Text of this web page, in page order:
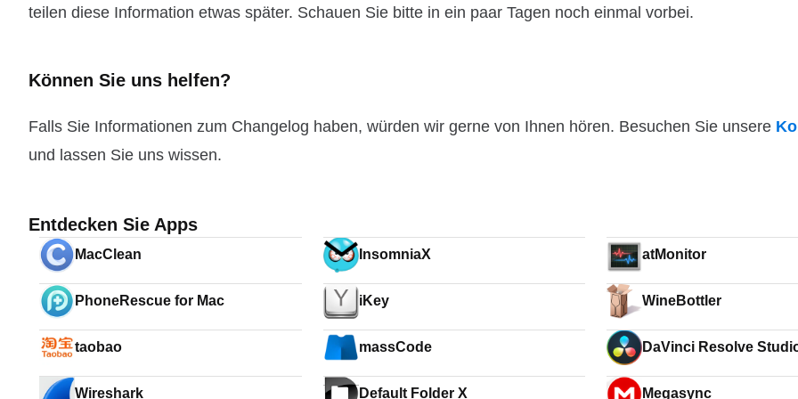
teilen diese Information etwas später. Schauen Sie bitte in ein paar Tagen noch einmal vorbei.
Können Sie uns helfen?
Falls Sie Informationen zum Changelog haben, würden wir gerne von Ihnen hören. Besuchen Sie unsere
und lassen Sie uns wissen.
Entdecken Sie Apps
MacClean InsomniaX atMonitor
PhoneRescue for Mac iKey WineBottler
taobao massCode DaVinci Resolve
Wireshark Default Folder X Megasync